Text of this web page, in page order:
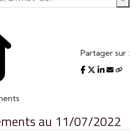
Partager sur :
au 11/07/2022